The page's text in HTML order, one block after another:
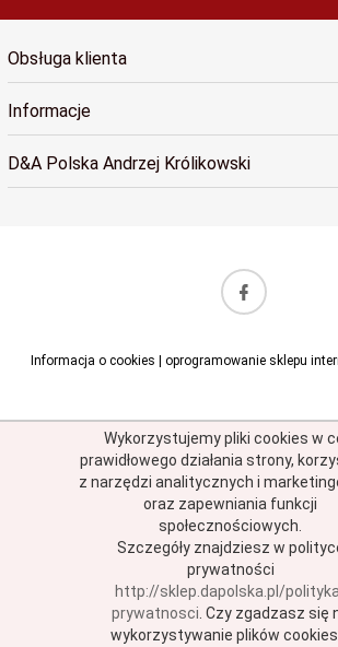
Obsługa klienta
Informacje
D&A Polska Andrzej Królikowski
Informacja o cookies oprogramowanie sklepu
Wykorzystujemy pliki cookies w
prawidłowego działania strony,
z narzędzi analitycznych i
oraz zapewniania funkcji
społecznościowych.
Szczegóły znajdziesz w
prywatności
http://sklep.dapolska.pl/
prywatnosci Czy zgadzasz się
wykorzystywanie plików